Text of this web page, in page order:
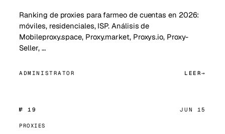
Ranking de proxies para farmeo de cuentas en 2026:
móviles, residenciales, ISP. Análisis de
Mobileproxy.space, Proxy.market, Proxys.io, Proxy-
Seller, …
ADMINISTRATOR LEER
№ 19 JUN 15
PROXIES